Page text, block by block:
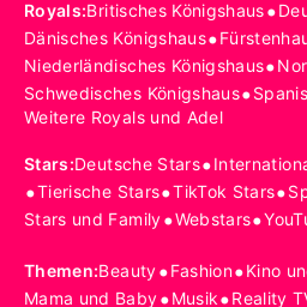
Royals:Britisches Königshaus•
Dänisches Königshaus•
Niederländisches Königshaus•
Schwedisches Königshaus•
Weitere Royals und Adel
Stars:Deutsche Stars•
•Tierische Stars•TikTok Stars•
Stars und Family•Webstars•
Themen:Beauty•Fashion•Kino
Mama und Baby•Musik•Reality